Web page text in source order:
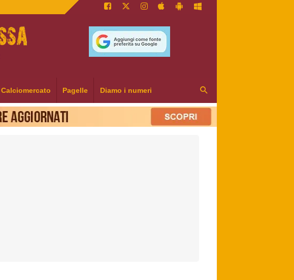
Calciomercato Pagelle Diamo i numeri